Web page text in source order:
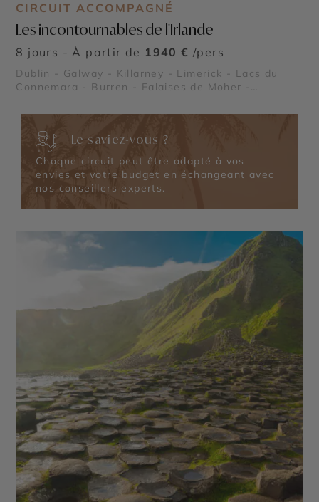
CIRCUIT ACCOMPAGNÉ
Les incontournables de l'Irlande
8 jours - À partir de 1940 € /pers
Dublin - Galway - Killarney - Limerick - Lacs du
Connemara - Burren - Falaises de Moher -
Le saviez-vous ?
Chaque circuit peut être adapté à vos
envies et votre budget en échangeant avec
nos conseillers experts.